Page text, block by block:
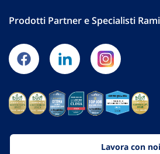
Prodotti Partner e Specialisti
Lavora con noi